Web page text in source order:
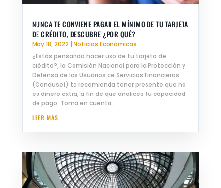
NUNCA TE CONVIENE PAGAR EL MÍNIMO DE TU TARJETA
DE CRÉDITO, DESCUBRE ¿POR QUÉ?
May 18, 2022|Noticias Económicas
¿Estás pensando hacer uso de tu tarjeta de
crédito?, la Comisión Nacional para la Protección y
Defensa de los Usuarios de Servicios Financieros
(Condusef) te recomienda tener presente que no
es dinero extra, a fin de que analices tu capacidad
de pago. Toma en cuenta...
LEER MÁS